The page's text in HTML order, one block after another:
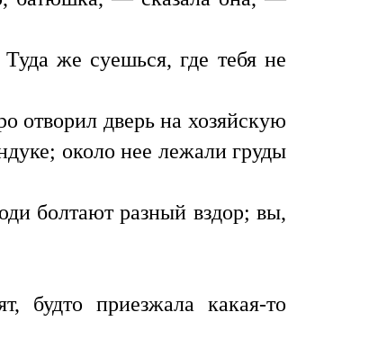
же суешься, где тебя не
отворил дверь на хозяйскую
около нее лежали груды
болтают разный вздор; вы,
приезжала какая-то